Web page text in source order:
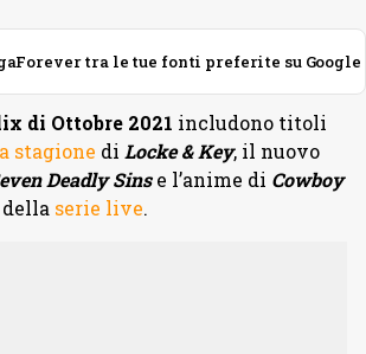
tra le tue fonti preferite su Google
di Ottobre 2021 includono titoli
stagione di Locke & Key, il nuovo
Deadly Sinse l’anime di Cowboy
serie live.